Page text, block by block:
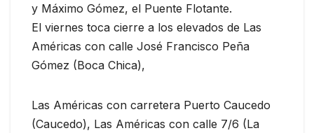
y Máximo Gómez, el Puente Flotante.
El viernes toca cierre a los elevados de Las
Américas con calle José Francisco Peña
Gómez (Boca Chica),
Las Américas con carretera Puerto Caucedo
(Caucedo), Las Américas con calle 7/6 (La